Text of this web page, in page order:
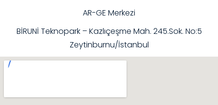
AR-GE Merkezi
BİRUNİ Teknopark – Kazlıçeşme Mah. 245.Sok. No:5
Zeytinburnu/İstanbul